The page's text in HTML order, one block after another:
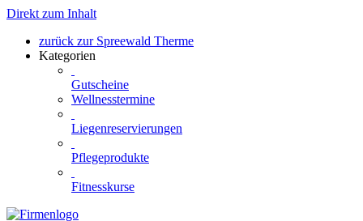
Direkt zum Inhalt
zurück zur Spreewald Therme
Kategorien
Gutscheine
Wellnesstermine
Liegenreservierungen
Pflegeprodukte
Fitnesskurse